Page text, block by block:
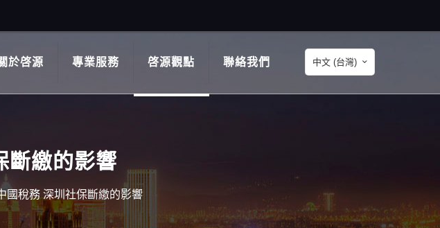
於啓源 專業服務 啓源觀點 聯絡我們 中文 (台灣)
斷繳的影響
國稅務 深圳社保斷繳的影響